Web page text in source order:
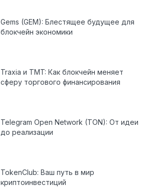
Gems (GEM): Блестящее будущее для
блокчейн экономики
Traxia и TMT: Как блокчейн меняет
сферу торгового финансирования
Telegram Open Network (TON): От идеи
до реализации
TokenClub: Ваш путь в мир
криптоинвестиций